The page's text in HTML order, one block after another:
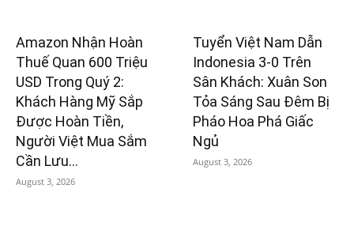
Amazon Nhận Hoàn
Thuế Quan 600 Triệu
USD Trong Quý 2:
Khách Hàng Mỹ Sắp
Được Hoàn Tiền,
Người Việt Mua Sắm
Cần Lưu...
August 3, 2026
Tuyển Việt Nam Dẫn
Indonesia 3-0 Trên
Sân Khách: Xuân Son
Tỏa Sáng Sau Đêm Bị
Pháo Hoa Phá Giấc
Ngủ
August 3, 2026